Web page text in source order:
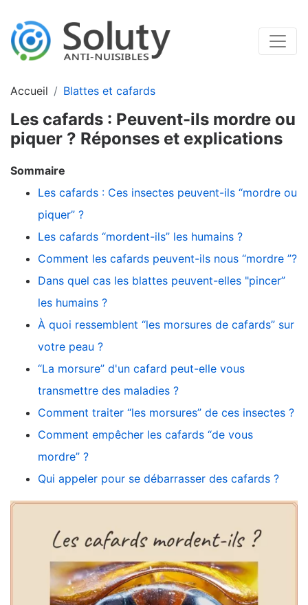
Accueil Blattes et cafards
Les cafards : Peuvent-ils mordre ou
piquer ? Réponses et explications
Sommaire
Les cafards : Ces insectes peuvent-ils “mordre ou
piquer” ?
Les cafards “mordent-ils” les humains ?
Comment les cafards peuvent-ils nous “mordre ”?
Dans quel cas les blattes peuvent-elles "pincer”
les humains ?
À quoi ressemblent “les morsures de cafards” sur
votre peau ?
“La morsure” d'un cafard peut-elle vous
transmettre des maladies ?
Comment traiter “les morsures” de ces insectes ?
Comment empêcher les cafards “de vous
mordre” ?
Qui appeler pour se débarrasser des cafards ?